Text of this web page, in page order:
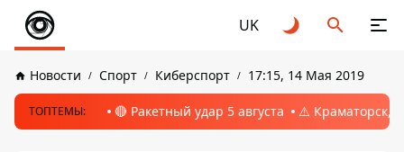
UK
Новости Спорт Киберспорт 17:15, 14 Мая 2019
ТОПТЕМЫ: 🔴 Ракетный удар 5 августа ⚠️ Краматорск,